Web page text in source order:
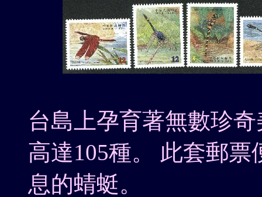
台島上孕育著無數珍
高達105種。 此套郵
息的蜻蜓。